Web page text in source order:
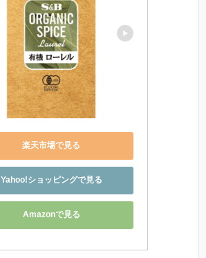
楽天市場で見る
Yahoo!ショッピングで見る
Amazonで見る